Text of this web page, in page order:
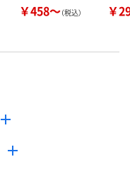
￥458～（税込） ￥